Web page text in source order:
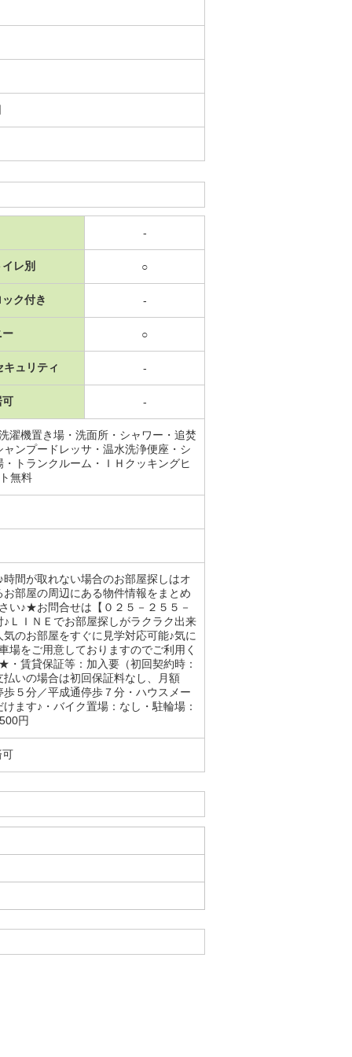
-
レ別 ○
ク付き -
ー ○
キュリティ -
可 -
濯機置き場・洗面所・シャワー・追焚
ンプードレッサ・温水洗浄便座・シ
トランクルーム・ＩＨクッキングヒ
無料
間が取れない場合のお部屋探しはオ
部屋の周辺にある物件情報をまとめ
い♪★お問合せは【０２５－２５５－
ＬＩＮＥでお部屋探しがラクラク出来
のお部屋をすぐに見学対応可能♪気に
場をご用意しておりますのでご利用く
賃貸保証等：加入要（初回契約時：
いの場合は初回保証料なし、月額
５分／平成通停歩７分・ハウスメー
ます♪・バイク置場：なし・駐輪場：
円
可